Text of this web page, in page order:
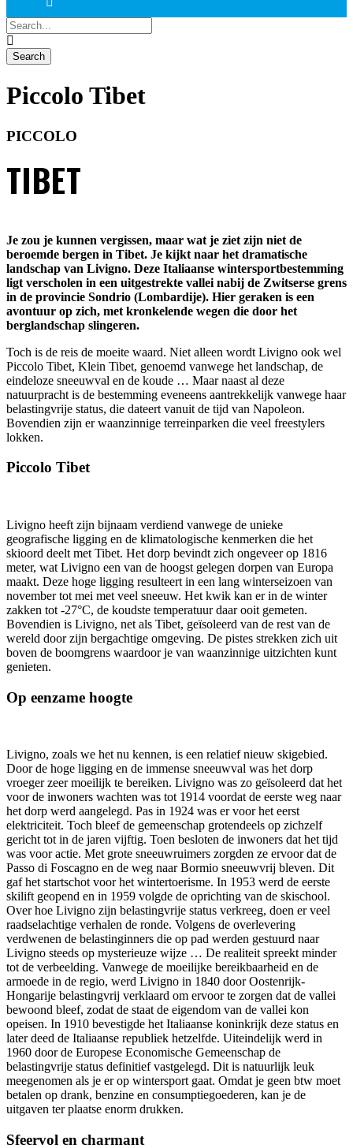
Piccolo Tibet
PICCOLO
TIBET
Je zou je kunnen vergissen, maar wat je ziet zijn niet de
beroemde bergen in Tibet. Je kijkt naar het dramatische
landschap van Livigno. Deze Italiaanse wintersportbestemming
ligt verscholen in een uitgestrekte vallei nabij de Zwitserse grens
in de provincie Sondrio (Lombardije). Hier geraken is een
avontuur op zich, met kronkelende wegen die door het
berglandschap slingeren.
Toch is de reis de moeite waard. Niet alleen wordt Livigno ook wel
Piccolo Tibet, Klein Tibet, genoemd vanwege het landschap, de
eindeloze sneeuwval en de koude … Maar naast al deze
natuurpracht is de bestemming eveneens aantrekkelijk vanwege haar
belastingvrije status, die dateert vanuit de tijd van Napoleon.
Bovendien zijn er waanzinnige terreinparken die veel freestylers
lokken.
Piccolo Tibet
Livigno heeft zijn bijnaam verdiend vanwege de unieke
geografische ligging en de klimatologische kenmerken die het
skioord deelt met Tibet. Het dorp bevindt zich ongeveer op 1816
meter, wat Livigno een van de hoogst gelegen dorpen van Europa
maakt. Deze hoge ligging resulteert in een lang winterseizoen van
november tot mei met veel sneeuw. Het kwik kan er in de winter
zakken tot -27°C, de koudste temperatuur daar ooit gemeten.
Bovendien is Livigno, net als Tibet, geïsoleerd van de rest van de
wereld door zijn bergachtige omgeving. De pistes strekken zich uit
boven de boomgrens waardoor je van waanzinnige uitzichten kunt
genieten.
Op eenzame hoogte
Livigno, zoals we het nu kennen, is een relatief nieuw skigebied.
Door de hoge ligging en de immense sneeuwval was het dorp
vroeger zeer moeilijk te bereiken. Livigno was zo geïsoleerd dat het
voor de inwoners wachten was tot 1914 voordat de eerste weg naar
het dorp werd aangelegd. Pas in 1924 was er voor het eerst
elektriciteit. Toch bleef de gemeenschap grotendeels op zichzelf
gericht tot in de jaren vijftig. Toen besloten de inwoners dat het tijd
was voor actie. Met grote sneeuwruimers zorgden ze ervoor dat de
Passo di Foscagno en de weg naar Bormio sneeuwvrij bleven. Dit
gaf het startschot voor het wintertoerisme. In 1953 werd de eerste
skilift geopend en in 1959 volgde de oprichting van de skischool.
Over hoe Livigno zijn belastingvrije status verkreeg, doen er veel
raadselachtige verhalen de ronde. Volgens de overlevering
verdwenen de belastinginners die op pad werden gestuurd naar
Livigno steeds op mysterieuze wijze … De realiteit spreekt minder
tot de verbeelding. Vanwege de moeilijke bereikbaarheid en de
armoede in de regio, werd Livigno in 1840 door Oostenrijk-
Hongarije belastingvrij verklaard om ervoor te zorgen dat de vallei
bewoond bleef, zodat de staat de eigendom van de vallei kon
opeisen. In 1910 bevestigde het Italiaanse koninkrijk deze status en
later deed de Italiaanse republiek hetzelfde. Uiteindelijk werd in
1960 door de Europese Economische Gemeenschap de
belastingvrije status definitief vastgelegd. Dit is natuurlijk leuk
meegenomen als je er op wintersport gaat. Omdat je geen btw moet
betalen op drank, benzine en consumptiegoederen, kan je de
uitgaven ter plaatse enorm drukken.
Sfeervol en charmant